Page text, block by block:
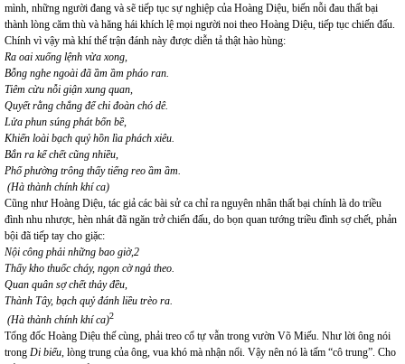
mình, những người đang và sẽ tiếp tục sự nghiệp của Hoàng Diệu, biến nỗi đau thất bại
thành lòng căm thù và hăng hái khích lệ mọi người noi theo Hoàng Diệu, tiếp tục chiến đấu.
Chính vì vậy mà khí thế trận đánh này được diễn tả thật hào hùng:
Ra oai xuống lệnh vừa xong,
Bỗng nghe ngoài đã ầm ầm pháo ran.
Tiêm cừu nỗi giận xung quan,
Quyết rằng chẳng để chi đoàn chó dê.
Lửa phun súng phát bốn bề,
Khiến loài bạch quỷ hồn lìa phách xiêu.
Bắn ra kể chết cũng nhiều,
Phố phường trông thấy tiếng reo ầm ầm.
(Hà thành chính khí ca)
Cũng như Hoàng Diệu, tác giả các bài sử ca chỉ ra nguyên nhân thất bại chính là do triều
đình nhu nhược, hèn nhát đã ngăn trở chiến đấu, do bọn quan tướng triều đình sợ chết, phản
bội đã tiếp tay cho giặc:
Nội công phải những bao giờ,2
Thấy kho thuốc cháy, ngọn cờ ngả theo.
Quan quân sợ chết thảy đều,
Thành Tây, bạch quỷ đánh liều trèo ra.
(Hà thành chính khí ca)2
Tổng đốc Hoàng Diệu thế cùng, phải treo cổ tự vẫn trong vườn Võ Miếu. Như lời ông nói
trong Di biểu, lòng trung của ông, vua khó mà nhận nổi. Vậy nên nó là tấm “cô trung”. Cho